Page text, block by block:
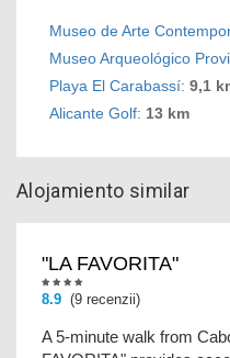
Museo de Arte
Museo Arqueológico
Playa El Carabassí: 9,1
Alicante Golf: 13 km
Alojamiento similar
"LA FAVORITA"
8.9 (9 recenzii)
A 5-minute walk from